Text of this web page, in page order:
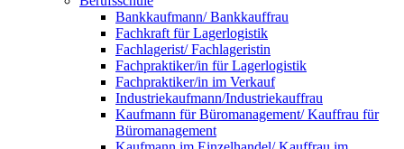
Bankkaufmann/ Bankkauffrau
Fachkraft für Lagerlogistik
Fachlagerist/ Fachlageristin
Fachpraktiker/in für Lagerlogistik
Fachpraktiker/in im Verkauf
Industriekaufmann/Industriekauffrau
Kaufmann für Büromanagement/ Kauffrau für
Büromanagement